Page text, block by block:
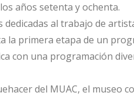
años setenta y ochenta.
al trabajo de
la primera etapa de un
con una programación
del MUAC, el